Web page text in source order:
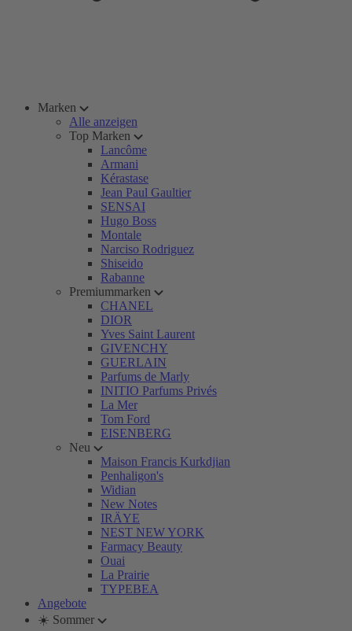
Marken
Alle anzeigen
Top Marken
Lancôme
Armani
Kérastase
Jean Paul Gaultier
SENSAI
Hugo Boss
Montale
Narciso Rodriguez
Shiseido
Rabanne
Premiummarken
CHANEL
DIOR
Yves Saint Laurent
GIVENCHY
GUERLAIN
Parfums de Marly
INITIO Parfums Privés
La Mer
Tom Ford
EISENBERG
Neu
Maison Francis Kurkdjian
Penhaligon's
Widian
New Notes
IRÄYE
NEST NEW YORK
Farmacy Beauty
Ouai
La Prairie
TYPEBEA
Angebote
☀️ Sommer